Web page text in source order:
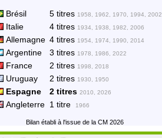
Brésil 5 titres 1958, 1962, 1970, 1994, 2002
Italie 4 titres 1934, 1938, 1982, 2006
Allemagne 4 titres 1954, 1974, 1990, 2014
Argentine 3 titres 1978, 1986, 2022
France 2 titres 1998, 2018
Uruguay 2 titres 1930, 1950
Espagne 2 titres2010, 2026
Angleterre 1 titre 1966
Bilan établi à l'issue de la CM 2026